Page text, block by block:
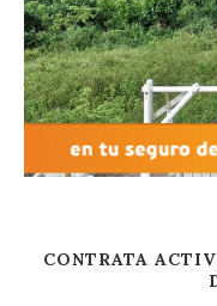
CONTRATA